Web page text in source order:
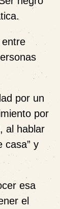
por un
por
al hablar
casa” y
esa
el